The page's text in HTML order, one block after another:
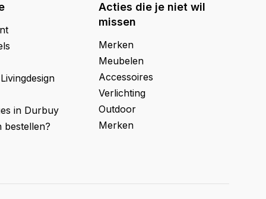
in Durbuy
bestellen?
Acties die je niet wil
missen
Merken
Meubelen
Accessoires
Verlichting
Outdoor
Merken